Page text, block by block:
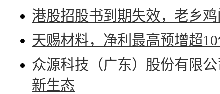
港股招股书到期失效，老乡
天赐材料，净利最高预增超
众源科技（广东）股份有限
新生态